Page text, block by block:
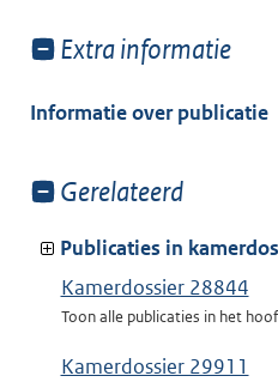
Toon
van:
Extra informatie
Informatie over publicatie
Toon
van:
Gerelateerd
Publicaties in
Kamerdossier 28844
Toon alle publicaties in het
Kamerdossier 29911